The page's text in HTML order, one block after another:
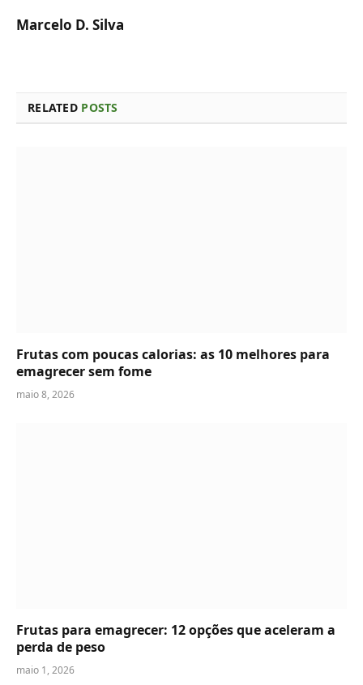
Marcelo D. Silva
RELATED POSTS
Frutas com poucas calorias: as 10 melhores para
emagrecer sem fome
maio 8, 2026
Frutas para emagrecer: 12 opções que aceleram a
perda de peso
maio 1, 2026